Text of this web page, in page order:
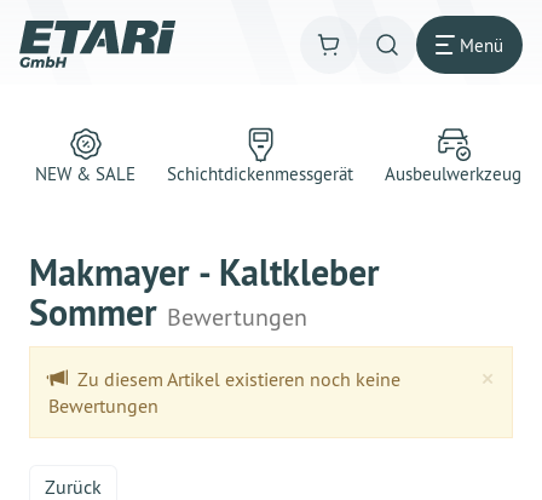
Menü
NEW & SALE Schichtdickenmessgerät Ausbeulwerkzeug
Makmayer - Kaltkleber
Sommer Bewertungen
×
Zu diesem Artikel existieren noch keine
Bewertungen
Zurück